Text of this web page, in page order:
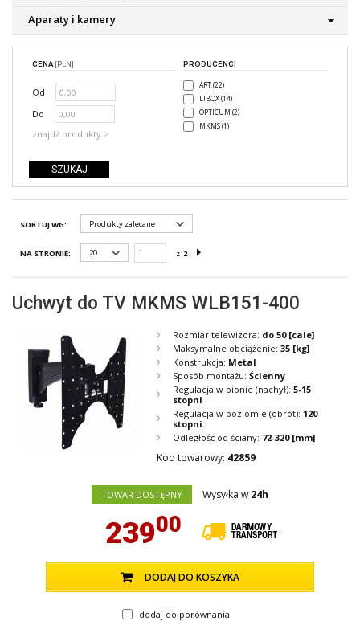
Aparaty i kamery
CENA [PLN]
Od
Do
znajdź produkty >
PRODUCENCI
ART (22)
LIBOX (14)
OPTICUM (2)
MKMS (1)
SORTUJ WG: Produkty zalecane
NA STRONIE: 20 z 2
Uchwyt do TV MKMS WLB151-400
Rozmiar telewizora: do 50 [cale]
Maksymalne obciążenie: 35 [kg]
Konstrukcja: Metal
Sposób montażu: Ścienny
Regulacja w pionie (nachył): 5-15
stopni
Regulacja w poziomie (obrót): 120
stopni.
Odległość od ściany: 72-320 [mm]
Kod towarowy: 42859
TOWAR DOSTĘPNY Wysyłka w 24h
23900
DODAJ DO KOSZYKA
dodaj do porównania